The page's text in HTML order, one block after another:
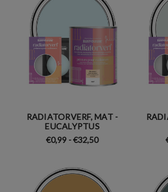
RADIATORVERF, MAT -
EUCALYPTUS
€0,99 - €32,50